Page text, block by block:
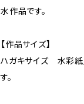
水作品です。
【作品サイズ】
ハガキサイズ 水彩
す。